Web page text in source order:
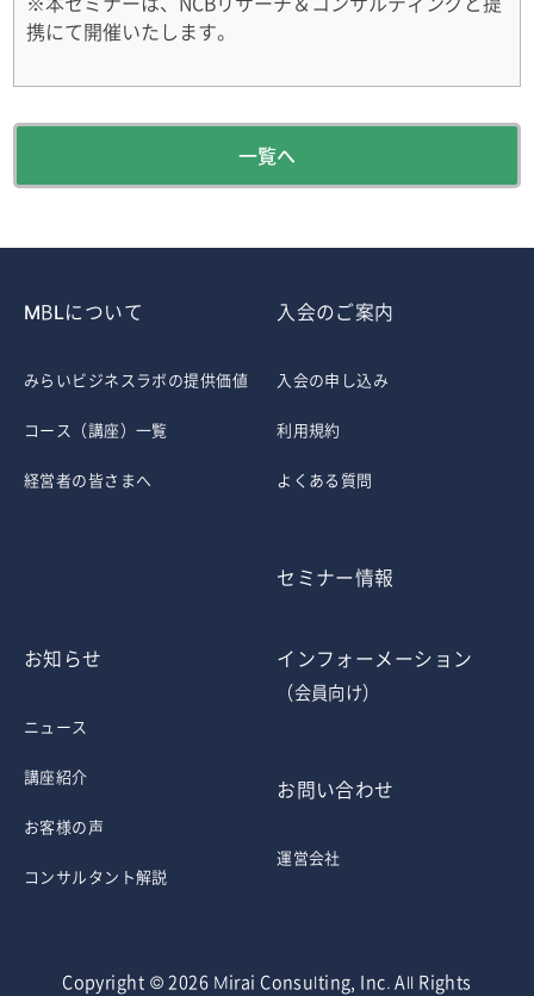
携にて開催いたします。
一覧へ
MBLについて
みらいビジネスラボの提供価値
コース（講座）一覧
経営者の皆さまへ
入会のご案内
入会の申し込み
利用規約
よくある質問
セミナー情報
お知らせ
ニュース
講座紹介
お客様の声
コンサルタント解説
インフォーメーション
（会員向け）
お問い合わせ
運営会社
Copyright © 2026 Mirai Consulting, Inc. All Rights